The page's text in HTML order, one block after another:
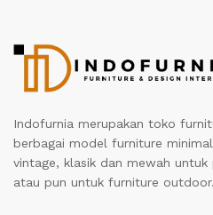
Indofurnia merupakan toko
berbagai model furniture
vintage, klasik dan mewah
atau pun untuk furniture outdoor.